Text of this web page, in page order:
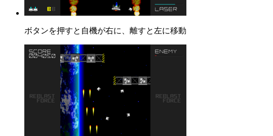
ボタンを押すと自機が右に、離すと左に移動